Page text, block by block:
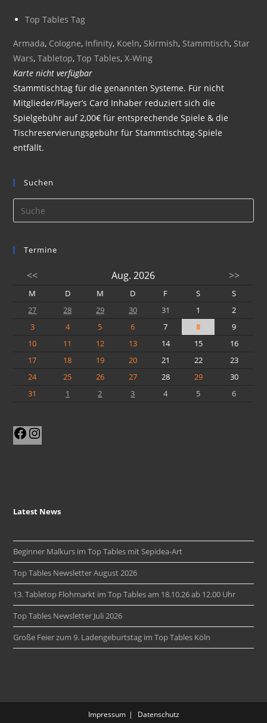
Top Tables Tag
Armada, Cologne, Infinity, Koeln, Skirmish, Stammtisch, Star
Wars,Tabletop,Top Tables,X-Wing
Karte nicht verfügbar
Stammtischtag für die genannten Systeme. Für nicht
Mitglieder/Player’s Card Inhaber reduziert sich die
Spielgebühr auf 2,00€ für entsprechende Spiele & die
Tischreservierungsgebühr für Stammtischtag-Spiele
entfällt.
Suchen
Termine
<< Aug. 2026 >>
M D M D F S
S
27
28 29 30 31 1
2
3
4 5 6 7 8
9
10
11 12 13 14 15
16
17
18 19 20 21 22
23
24
25 26 27 28 29
30
31
1 2 3 4 5 6
Facebook
Latest News
Beginner Malkurs im Top Tables mit Sepidea-Art
Top Tables Newsletter August 2026
13. Tabletop Flohmarkt im Top Tables am 18.10.26 ab 12.00 Uhr
Top Tables Newsletter Juli 2026
Große Feier zum 9. Ladengeburtstag im Top Tables Köln
Impressum Datenschutz